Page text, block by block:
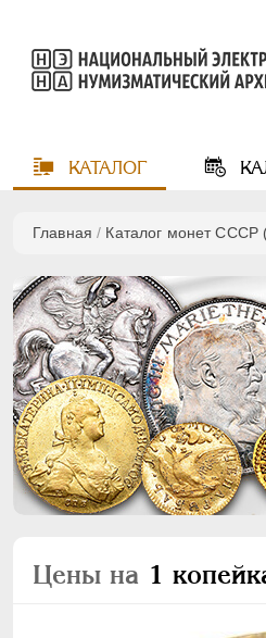
КАТАЛОГ
Главная / Каталог монет СССР
Цены на 1